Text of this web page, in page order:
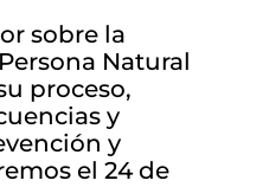
sobre la
Natural
proceso,
y
y
el 24 de